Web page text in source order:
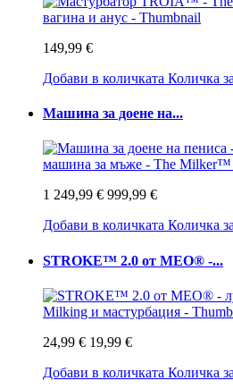
149,99 €
Добави в количката Количка
Машина за доене на...
1 249,99 € 999,99 €
Добави в количката Количка
STROKE™ 2.0 от MEO® -...
24,99 € 19,99 €
Добави в количката Количка